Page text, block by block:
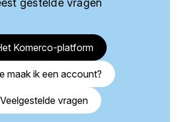
Komerco-platform
maak ik een account?
Veelgestelde vragen